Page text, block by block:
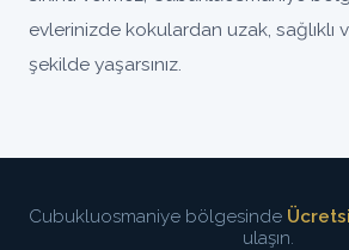
evlerinizde kokulardan uzak, sağlıklı
şekilde yaşarsınız.
Cubukluosmaniye bölgesinde
ulaşın.